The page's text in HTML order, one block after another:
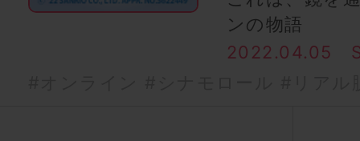
ンの物語
2022.04.05